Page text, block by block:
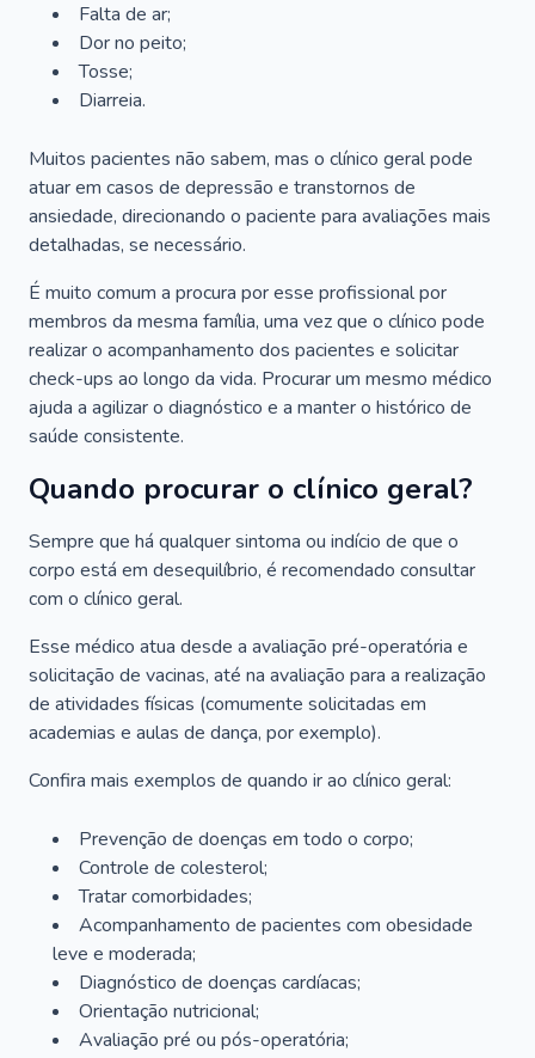
Falta de ar;
Dor no peito;
Tosse;
Diarreia.
Muitos pacientes não sabem, mas o clínico geral pode
atuar em casos de depressão e transtornos de
ansiedade, direcionando o paciente para avaliações mais
detalhadas, se necessário.
É muito comum a procura por esse profissional por
membros da mesma família, uma vez que o clínico pode
realizar o acompanhamento dos pacientes e solicitar
check-ups ao longo da vida. Procurar um mesmo médico
ajuda a agilizar o diagnóstico e a manter o histórico de
saúde consistente.
Quando procurar o clínico geral?
Sempre que há qualquer sintoma ou indício de que o
corpo está em desequilíbrio, é recomendado consultar
com o clínico geral.
Esse médico atua desde a avaliação pré-operatória e
solicitação de vacinas, até na avaliação para a realização
de atividades físicas (comumente solicitadas em
academias e aulas de dança, por exemplo).
Confira mais exemplos de quando ir ao clínico geral:
Prevenção de doenças em todo o corpo;
Controle de colesterol;
Tratar comorbidades;
Acompanhamento de pacientes com obesidade
leve e moderada;
Diagnóstico de doenças cardíacas;
Orientação nutricional;
Avaliação pré ou pós-operatória;